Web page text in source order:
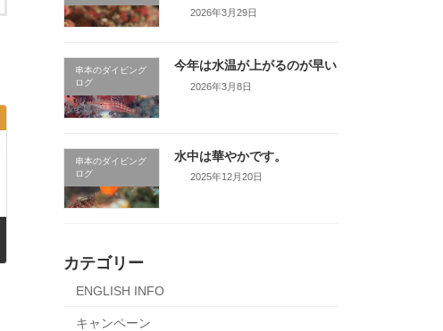
2026年3月29日
串本のダイビング
ログ
今年は水温が上がるのが早い
2026年3月8日
串本のダイビング
ログ
水中は華やかです。
2025年12月20日
カテゴリー
ENGLISH INFO
キャンペーン